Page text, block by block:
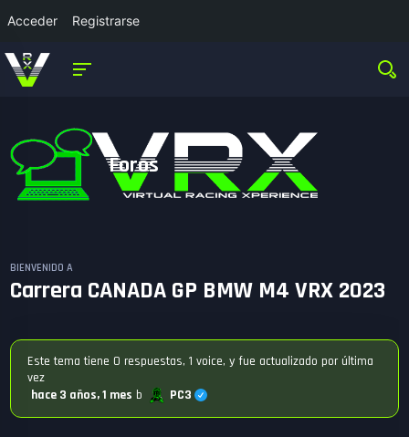
Acceder Registrarse
Foros
BIENVENIDO A
Carrera CANADA GP BMW M4 VRX 2023
Este tema tiene 0 respuestas, 1 voice, y fue actualizado por última
vez
hace 3 años, 1 mes b PC3